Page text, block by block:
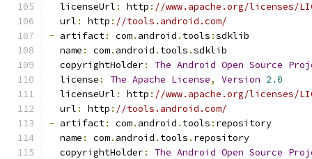
  licenseUrl
: http : //www.apache.org/licenses/
  url
: http : //tools.android.com/
- artifact: com. android . tools :sdklib
  name
: com. android . tools .sdklib
  copyrightHolder
: The Android Open Source
  license
: The Apache License, Version 2.0
  licenseUrl
: http : //www.apache.org/licenses/
  url
: http : //tools.android.com/
- artifact: com. android . tools : repository
  name
: com. android . tools . repository
  copyrightHolder
: The Android Open Source